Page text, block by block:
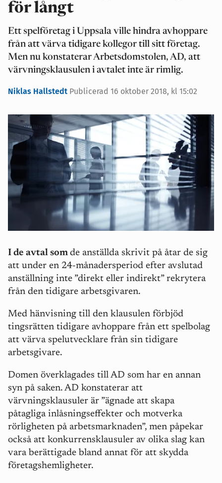
för långt
Ett spelföretag i Uppsala ville hindra avhoppare
från att värva tidigare kollegor till sitt företag.
Men nu konstaterar Arbetsdomstolen, AD, att
värvningsklausulen i avtalet inte är rimlig.
Niklas Hallstedt Publicerad 16 oktober 2018, kl 15:02
I de avtal som de anställda skrivit på åtar de sig
att under en 24-månadersperiod efter avslutad
anställning inte ”direkt eller indirekt” rekrytera
från den tidigare arbetsgivaren.
Med hänvisning till den klausulen förbjöd
tingsrätten tidigare avhoppare från ett spelbolag
att värva spelutvecklare från sin tidigare
arbetsgivare.
Domen överklagades till AD som har en annan
syn på saken. AD konstaterar att
värvningsklausuler är ”ägnade att skapa
påtagliga inlåsningseffekter och motverka
rörligheten på arbetsmarknaden”, men påpekar
också att konkurrensklausuler av olika slag kan
vara berättigade bland annat för att skydda
företagshemligheter.